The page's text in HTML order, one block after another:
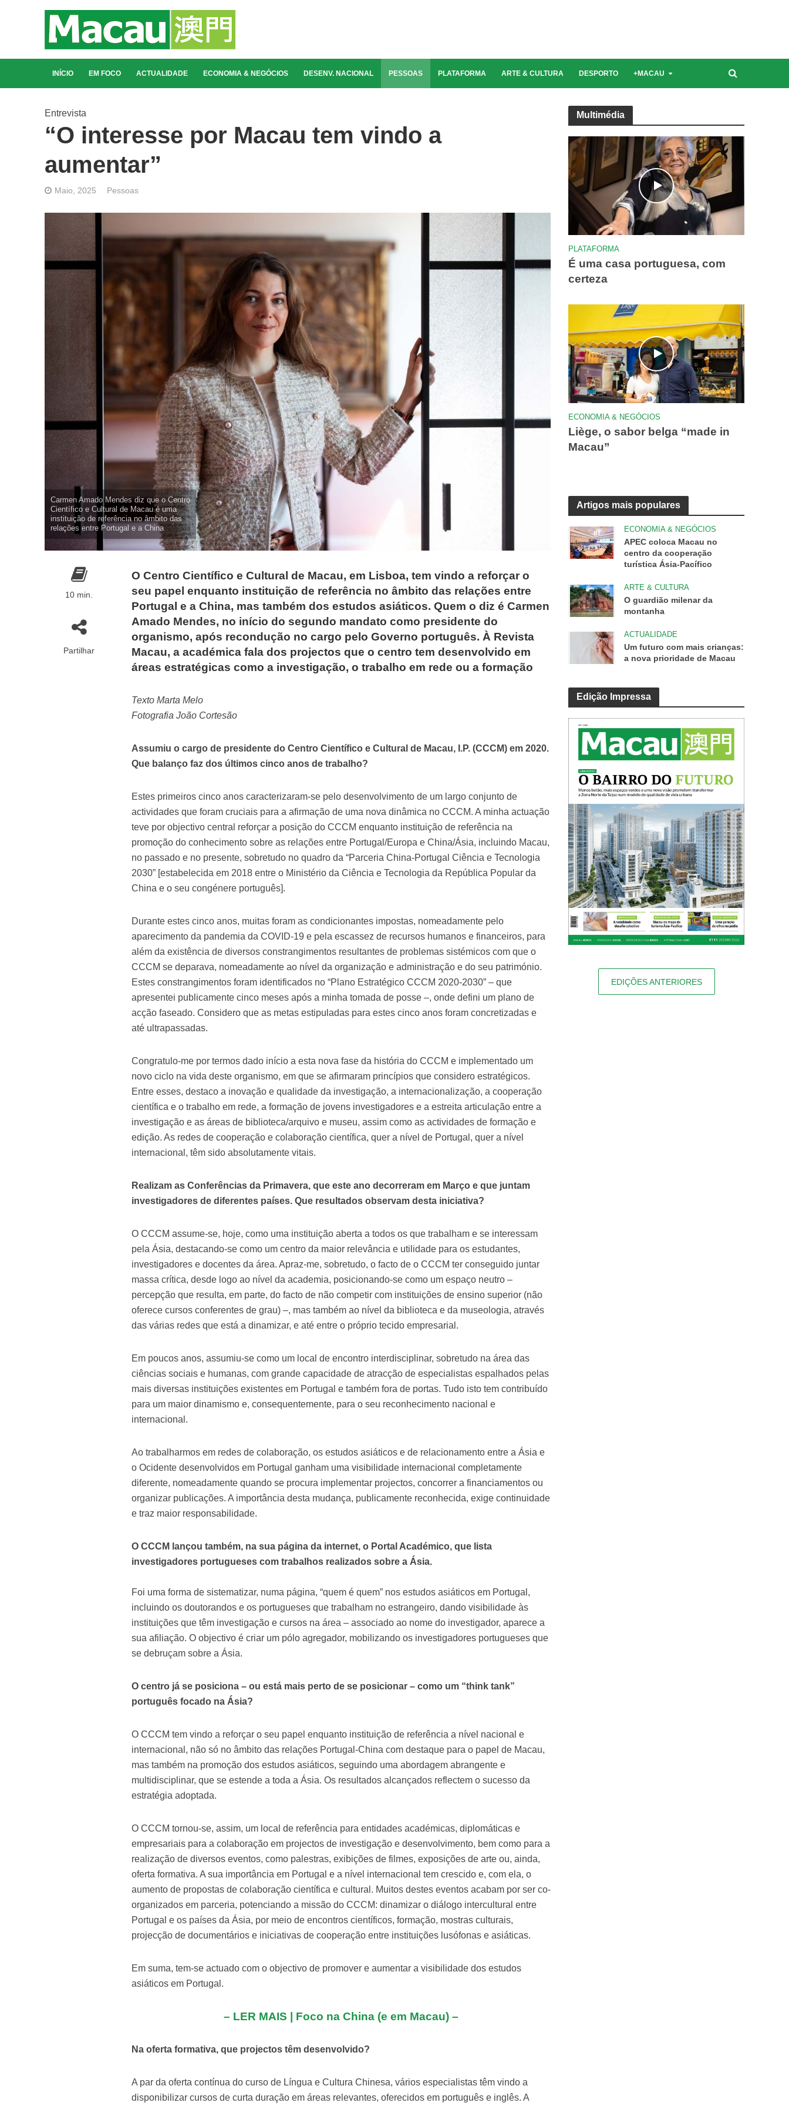
INÍCIO EM FOCO ACTUALIDADE ECONOMIA & NEGÓCIOS DESENV. NACIONAL PESSOAS PLATAFORMA ARTE & CULTURA DESPORTO +MACAU
Entrevista
“O interesse por Macau tem vindo a
aumentar”
Maio, 2025 Pessoas
Carmen Amado Mendes diz que o Centro
Científico e Cultural de Macau é uma
instituição de referência no âmbito das
relações entre Portugal e a China
10 min.
Partilhar
O Centro Científico e Cultural de Macau, em Lisboa, tem vindo a reforçar o
seu papel enquanto instituição de referência no âmbito das relações entre
Portugal e a China, mas também dos estudos asiáticos. Quem o diz é Carmen
Amado Mendes, no início do segundo mandato como presidente do
organismo, após recondução no cargo pelo Governo português. À Revista
Macau, a académica fala dos projectos que o centro tem desenvolvido em
áreas estratégicas como a investigação, o trabalho em rede ou a formação
Texto Marta Melo
Fotografia João Cortesão
Assumiu o cargo de presidente do Centro Científico e Cultural de Macau, I.P. (CCCM) em 2020.
Que balanço faz dos últimos cinco anos de trabalho?
Estes primeiros cinco anos caracterizaram-se pelo desenvolvimento de um largo conjunto de
actividades que foram cruciais para a afirmação de uma nova dinâmica no CCCM. A minha actuação
teve por objectivo central reforçar a posição do CCCM enquanto instituição de referência na
promoção do conhecimento sobre as relações entre Portugal/Europa e China/Ásia, incluindo Macau,
no passado e no presente, sobretudo no quadro da “Parceria China-Portugal Ciência e Tecnologia
2030” [estabelecida em 2018 entre o Ministério da Ciência e Tecnologia da República Popular da
China e o seu congénere português].
Durante estes cinco anos, muitas foram as condicionantes impostas, nomeadamente pelo
aparecimento da pandemia da COVID-19 e pela escassez de recursos humanos e financeiros, para
além da existência de diversos constrangimentos resultantes de problemas sistémicos com que o
CCCM se deparava, nomeadamente ao nível da organização e administração e do seu património.
Estes constrangimentos foram identificados no “Plano Estratégico CCCM 2020-2030” – que
apresentei publicamente cinco meses após a minha tomada de posse –, onde defini um plano de
acção faseado. Considero que as metas estipuladas para estes cinco anos foram concretizadas e
até ultrapassadas.
Congratulo-me por termos dado início a esta nova fase da história do CCCM e implementado um
novo ciclo na vida deste organismo, em que se afirmaram princípios que considero estratégicos.
Entre esses, destaco a inovação e qualidade da investigação, a internacionalização, a cooperação
científica e o trabalho em rede, a formação de jovens investigadores e a estreita articulação entre a
investigação e as áreas de biblioteca/arquivo e museu, assim como as actividades de formação e
edição. As redes de cooperação e colaboração científica, quer a nível de Portugal, quer a nível
internacional, têm sido absolutamente vitais.
Realizam as Conferências da Primavera, que este ano decorreram em Março e que juntam
investigadores de diferentes países. Que resultados observam desta iniciativa?
O CCCM assume-se, hoje, como uma instituição aberta a todos os que trabalham e se interessam
pela Ásia, destacando-se como um centro da maior relevância e utilidade para os estudantes,
investigadores e docentes da área. Apraz-me, sobretudo, o facto de o CCCM ter conseguido juntar
massa crítica, desde logo ao nível da academia, posicionando-se como um espaço neutro –
percepção que resulta, em parte, do facto de não competir com instituições de ensino superior (não
oferece cursos conferentes de grau) –, mas também ao nível da biblioteca e da museologia, através
das várias redes que está a dinamizar, e até entre o próprio tecido empresarial.
Em poucos anos, assumiu-se como um local de encontro interdisciplinar, sobretudo na área das
ciências sociais e humanas, com grande capacidade de atracção de especialistas espalhados pelas
mais diversas instituições existentes em Portugal e também fora de portas. Tudo isto tem contribuído
para um maior dinamismo e, consequentemente, para o seu reconhecimento nacional e
internacional.
Ao trabalharmos em redes de colaboração, os estudos asiáticos e de relacionamento entre a Ásia e
o Ocidente desenvolvidos em Portugal ganham uma visibilidade internacional completamente
diferente, nomeadamente quando se procura implementar projectos, concorrer a financiamentos ou
organizar publicações. A importância desta mudança, publicamente reconhecida, exige continuidade
e traz maior responsabilidade.
O CCCM lançou também, na sua página da internet, o Portal Académico, que lista
investigadores portugueses com trabalhos realizados sobre a Ásia.
Foi uma forma de sistematizar, numa página, “quem é quem” nos estudos asiáticos em Portugal,
incluindo os doutorandos e os portugueses que trabalham no estrangeiro, dando visibilidade às
instituições que têm investigação e cursos na área – associado ao nome do investigador, aparece a
sua afiliação. O objectivo é criar um pólo agregador, mobilizando os investigadores portugueses que
se debruçam sobre a Ásia.
O centro já se posiciona – ou está mais perto de se posicionar – como um “think tank”
português focado na Ásia?
O CCCM tem vindo a reforçar o seu papel enquanto instituição de referência a nível nacional e
internacional, não só no âmbito das relações Portugal-China com destaque para o papel de Macau,
mas também na promoção dos estudos asiáticos, seguindo uma abordagem abrangente e
multidisciplinar, que se estende a toda a Ásia. Os resultados alcançados reflectem o sucesso da
estratégia adoptada.
O CCCM tornou-se, assim, um local de referência para entidades académicas, diplomáticas e
empresariais para a colaboração em projectos de investigação e desenvolvimento, bem como para a
realização de diversos eventos, como palestras, exibições de filmes, exposições de arte ou, ainda,
oferta formativa. A sua importância em Portugal e a nível internacional tem crescido e, com ela, o
aumento de propostas de colaboração científica e cultural. Muitos destes eventos acabam por ser co-
organizados em parceria, potenciando a missão do CCCM: dinamizar o diálogo intercultural entre
Portugal e os países da Ásia, por meio de encontros científicos, formação, mostras culturais,
projecção de documentários e iniciativas de cooperação entre instituições lusófonas e asiáticas.
Em suma, tem-se actuado com o objectivo de promover e aumentar a visibilidade dos estudos
asiáticos em Portugal.
– LER MAIS | Foco na China (e em Macau) –
Na oferta formativa, que projectos têm desenvolvido?
A par da oferta contínua do curso de Língua e Cultura Chinesa, vários especialistas têm vindo a
disponibilizar cursos de curta duração em áreas relevantes, oferecidos em português e inglês. A
Multimédia
PLATAFORMA
É uma casa portuguesa, com
certeza
ECONOMIA & NEGÓCIOS
Liège, o sabor belga “made in
Macau”
Artigos mais populares
ECONOMIA & NEGÓCIOS
APEC coloca Macau no
centro da cooperação
turística Ásia-Pacífico
ARTE & CULTURA
O guardião milenar da
montanha
ACTUALIDADE
Um futuro com mais crianças:
a nova prioridade de Macau
Edição Impressa
EDIÇÕES ANTERIORES